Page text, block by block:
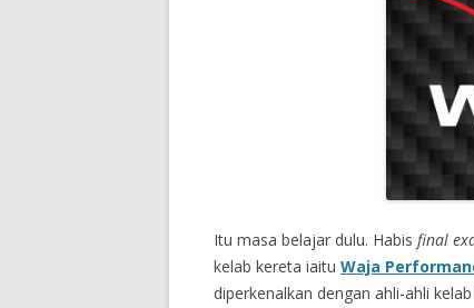
Itu masa belajar dulu. Habis final
kelab kereta iaitu Waja
diperkenalkan dengan ahli-ahli